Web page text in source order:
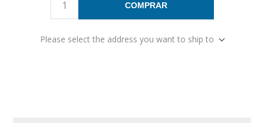
COMPRAR
Please select the address you want to ship to